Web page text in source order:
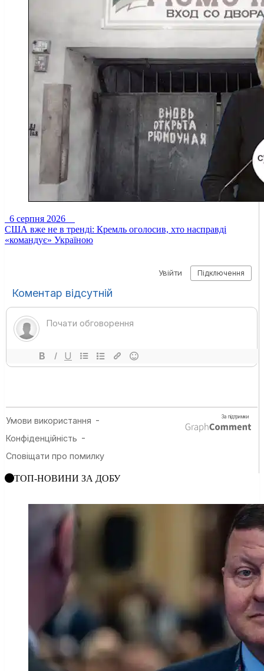
6 серпня 2026
США вже не в тренді: Кремль оголосив, хто насправді
«командує» Україною
ТОП-НОВИНИ ЗА ДОБУ